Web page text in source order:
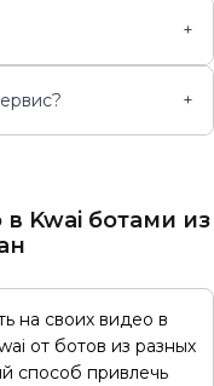
Kwai ботами из
на своих видео в
от ботов из разных
способ привлечь
+
+